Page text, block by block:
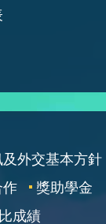
外交基本方針
作
獎助學金
成績